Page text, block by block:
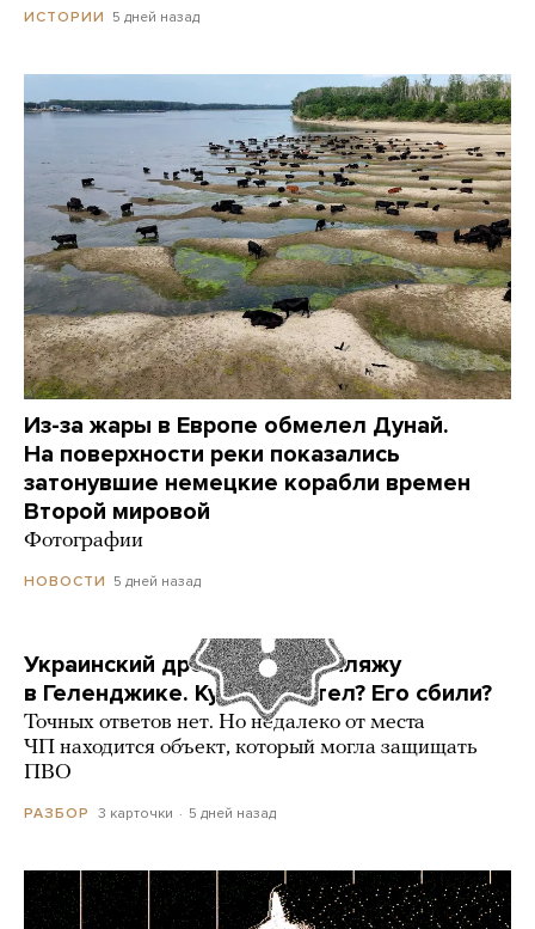
ИСТОРИИ 5 дней назад
Из-за жары в Европе обмелел Дунай.
На поверхности реки показались
затонувшие немецкие корабли времен
Второй мировой
Фотографии
НОВОСТИ 5 дней назад
Украинский дрон попал по пляжу
в Геленджике. Куда он летел? Его сбили?
Точных ответов нет. Но недалеко от места
ЧП находится объект, который могла защищать
ПВО
РАЗБОР 3 карточки 5 дней назад